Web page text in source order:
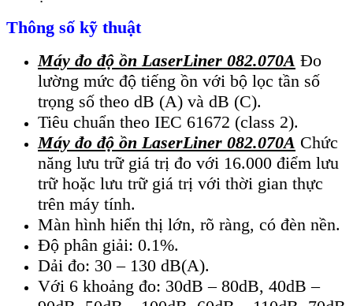
Thông số kỹ thuật
Máy đo độ ồn LaserLiner 082.070A Đo
lường mức độ tiếng ồn với bộ lọc tần số
trọng số theo dB (A) và dB (C).
Tiêu chuẩn theo IEC 61672 (class 2).
Máy đo độ ồn LaserLiner 082.070A Chức
năng lưu trữ giá trị đo với 16.000 điểm lưu
trữ hoặc lưu trữ giá trị với thời gian thực
trên máy tính.
Màn hình hiển thị lớn, rõ ràng, có đèn nền.
Độ phân giải: 0.1%.
Dải đo: 30 – 130 dB(A).
Với 6 khoảng đo: 30dB – 80dB, 40dB –